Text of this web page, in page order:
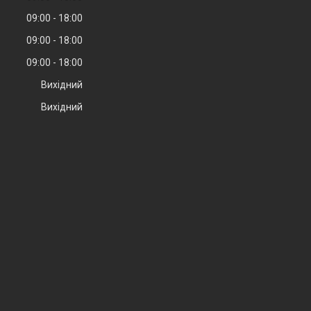
09:00
18:00
09:00
18:00
09:00
18:00
Вихідний
Вихідний